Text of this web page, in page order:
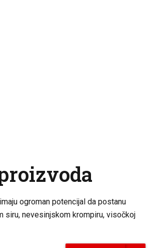
ogroman potencijal da postanu
siru, nevesinjskom krompiru, visočkoj